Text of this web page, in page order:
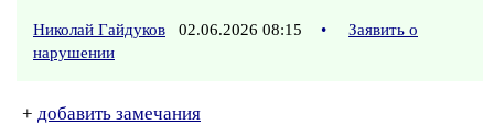
Николай Гайдуков 02.06.2026 08:15 •
Заявить о
нарушении
+ добавить замечания